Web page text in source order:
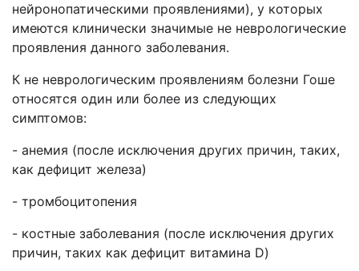
нейронопатическими проявлениями), у которых
имеются клинически значимые не неврологические
проявления данного заболевания.
К не неврологическим проявлениям болезни Гоше
относятся один или более из следующих
симптомов:
- анемия (после исключения других причин, таких,
как дефицит железа)
- тромбоцитопения
- костные заболевания (после исключения других
причин, таких как дефицит витамина D)